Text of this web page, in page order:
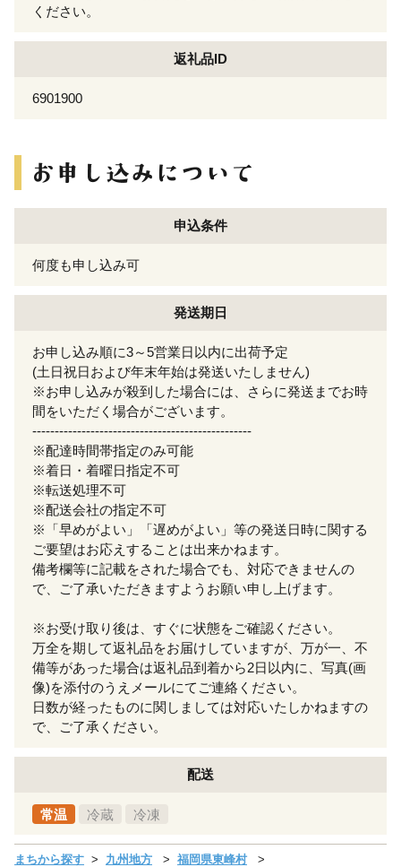
ください。
返礼品ID
6901900
申込条件
何度も申し込み可
発送期日
お申し込み順に3～5営業日以内に出荷予定
(土日祝日および年末年始は発送いたしません)
※お申し込みが殺到した場合には、さらに発送までお時
間をいただく場合がございます。
-------------------------------------------------
※配達時間帯指定のみ可能
※着日・着曜日指定不可
※転送処理不可
※配送会社の指定不可
※「早めがよい」「遅めがよい」等の発送日時に関する
ご要望はお応えすることは出来かねます。
備考欄等に記載をされた場合でも、対応できませんの
で、ご了承いただきますようお願い申し上げます。
※お受け取り後は、すぐに状態をご確認ください。
万全を期して返礼品をお届けしていますが、万が一、不
備等があった場合は返礼品到着から2日以内に、写真(画
像)を添付のうえメールにてご連絡ください。
日数が経ったものに関しましては対応いたしかねますの
で、ご了承ください。
配送
常温 冷蔵 冷凍
まちから探す 九州地方 福岡県東峰村